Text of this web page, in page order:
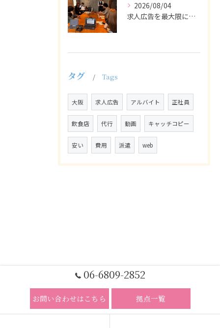
2026/08/04
求人広告を最大限に活用するためには、ターゲット設定の精度を高...
タグ Tags
大阪 求人広告 アルバイト 正社員
飲食店 代行 動画 キャッチコピー
安い 費用 派遣 web
06-6809-2852
お問い合わせはこちら 拠点一覧